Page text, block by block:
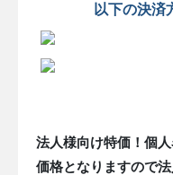
以下の決済
法人様向け特価！個
価格となりますので